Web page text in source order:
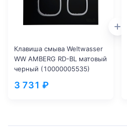
Клавиша смыва Weltwasser
WW AMBERG RD-BL матовый
черный (10000005535)
3 731 ₽